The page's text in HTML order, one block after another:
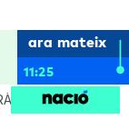
ara mateix
11:25
CRIANÇA